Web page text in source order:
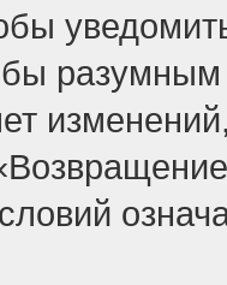
разумным